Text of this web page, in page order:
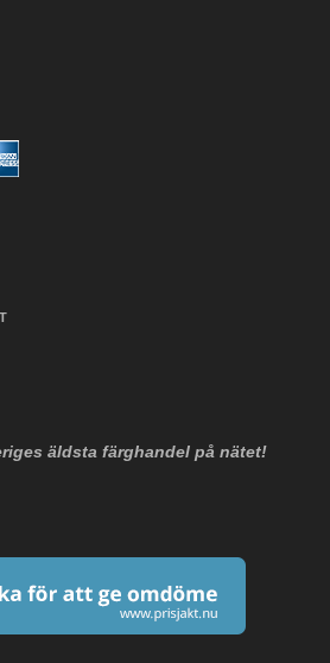
äldsta färghandel på nätet!